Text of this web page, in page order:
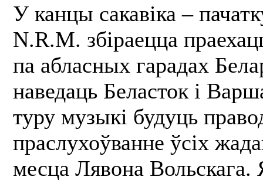
У канцы сакавіка –
N.R.M. збіраецца
па абласных гарадах
наведаць Беласток і
туру музыкі будуць
праслухоўванне ўсіх
месца Лявона Вольскага.